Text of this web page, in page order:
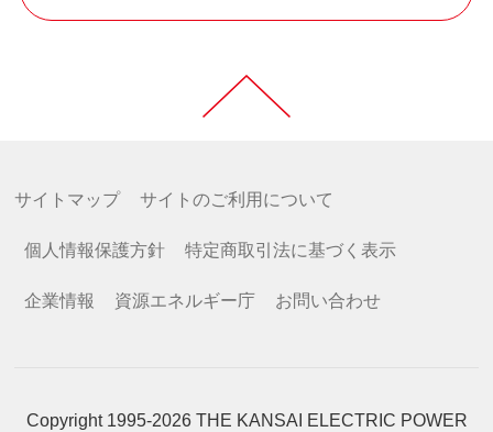
サイトマップ サイトのご利用について
個人情報保護方針 特定商取引法に基づく表示
企業情報 資源エネルギー庁 お問い合わせ
Copyright 1995-2026 THE KANSAI ELECTRIC POWER